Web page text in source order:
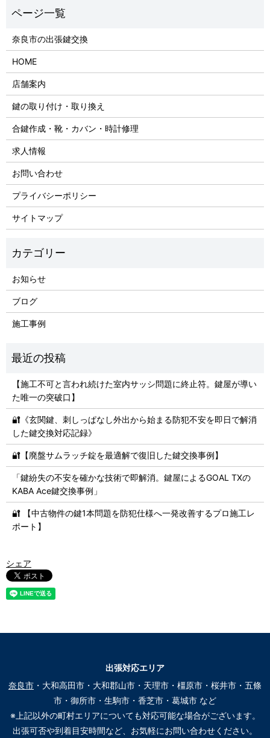
奈良市の出張鍵交換
HOME
店舗案内
鍵の取り付け・取り換え
合鍵作成・靴・カバン・時計修理
求人情報
お問い合わせ
プライバシーポリシー
サイトマップ
お知らせ
ブログ
施工事例
【施工不可と言われ続けた室内サッシ問題に終止符。鍵屋が導い
た唯一の突破口】
🔐《玄関鍵、刺しっぱなし外出から始まる防犯不安を即日で解消
した鍵交換対応記録》
🔐【廃盤サムラッチ錠を最適解で復旧した鍵交換事例】
「鍵紛失の不安を確かな技術で即解消。鍵屋によるGOAL TXの
KABA Ace鍵交換事例」
🔐 【中古物件の鍵1本問題を防犯仕様へ一発改善するプロ施工レ
ポート】
シェア
出張対応エリア
奈良市 ・大和高田市・大和郡山市・天理市・橿原市・桜井市・五條
市・御所市・生駒市・香芝市・葛城市 など
※上記以外の町村エリアについても対応可能な場合がございます。
出張可否や到着目安時間など、お気軽にお問い合わせください。